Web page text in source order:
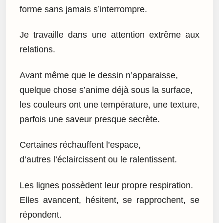
forme sans jamais s’interrompre.
Je travaille dans une attention extrême aux
relations.
Avant même que le dessin n’apparaisse,
quelque chose s’anime déjà sous la surface,
les couleurs ont une température, une texture,
parfois une saveur presque secrète.
Certaines réchauffent l’espace,
d’autres l’éclaircissent ou le ralentissent.
Les lignes possèdent leur propre respiration.
Elles avancent, hésitent, se rapprochent, se
répondent.